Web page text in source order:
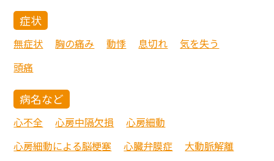
症状
無症状 胸の痛み 動悸 息切れ
気を失う
頭痛
病名など
心不全 心房中隔欠損
心房細動
心房細動による脳梗塞
心臓弁膜症
大動脈解離